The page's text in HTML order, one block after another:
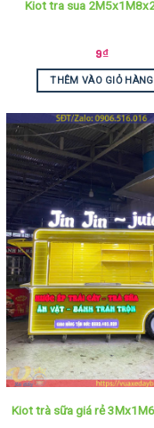
Kiot tra sua
9₫
THÊM VÀO GIỎ HÀNG
Kiot trà sữa giá rẻ